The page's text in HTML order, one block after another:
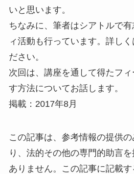
いと思います。
ちなみに、筆者はシアトルで
ィ活動も行っています。詳しく
ださい。
次回は、講座を通して得たフ
す方法についてお話します。
掲載：2017年8月
この記事は、参考情報の提供
り、法的その他の専門的助言
ありません。この記事に記載